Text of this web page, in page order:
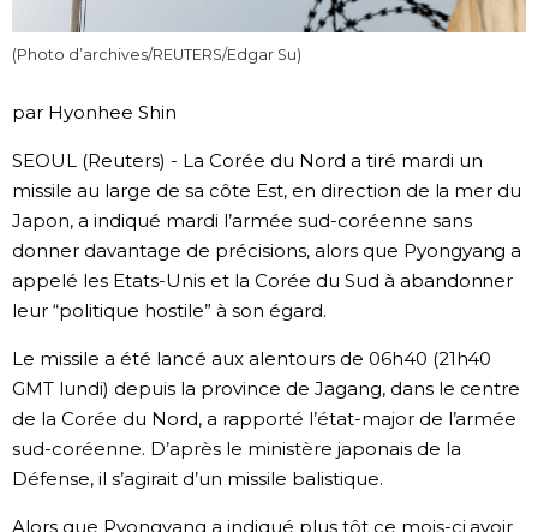
Données
Chroniques
Images
Vidéos
Tokyo
(Photo d’archives/REUTERS/Edgar Su)
par Hyonhee Shin
SEOUL (Reuters) - La Corée du Nord a tiré mardi un
missile au large de sa côte Est, en direction de la mer du
Japon, a indiqué mardi l’armée sud-coréenne sans
donner davantage de précisions, alors que Pyongyang a
appelé les Etats-Unis et la Corée du Sud à abandonner
leur “politique hostile” à son égard.
Le missile a été lancé aux alentours de 06h40 (21h40
GMT lundi) depuis la province de Jagang, dans le centre
de la Corée du Nord, a rapporté l’état-major de l’armée
sud-coréenne. D’après le ministère japonais de la
Défense, il s’agirait d’un missile balistique.
Alors que Pyongyang a indiqué plus tôt ce mois-ci avoir